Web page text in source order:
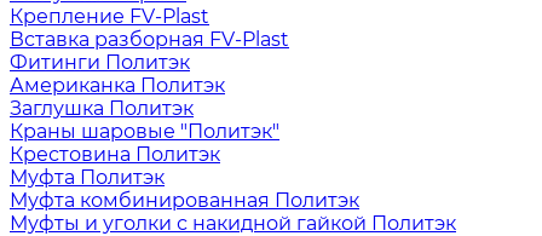
Крепление FV-Plast
Вставка разборная FV-Plast
Фитинги Политэк
Американка Политэк
Заглушка Политэк
Краны шаровые "Политэк"
Крестовина Политэк
Муфта Политэк
Муфта комбинированная Политэк
Муфты и уголки с накидной гайкой Политэк